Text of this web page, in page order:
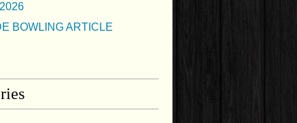
BOWLING ARTICLE